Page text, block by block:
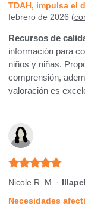
TDAH, impulsa el
febrero de 2026 (
Recursos de
información para
niños y niñas.
comprensión,
valoración es
Nicole R. M. ·
Necesidades